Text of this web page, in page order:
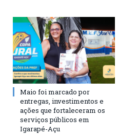
Maio foi marcado por
entregas, investimentos e
ações que fortaleceram os
serviços públicos em
Igarapé-Açu